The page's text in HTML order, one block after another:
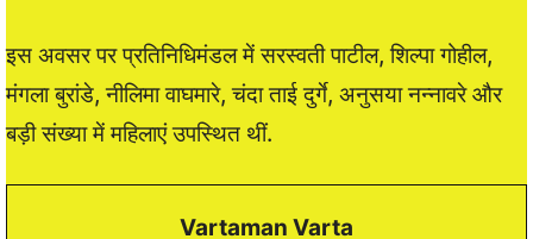
इस अवसर पर प्रतिनिधिमंडल में सरस्वती पाटील, शिल्पा गोहील,
मंगला बुरांडे, नीलिमा वाघमारे, चंदा ताई दुर्गे, अनुसया नन्नावरे और
बड़ी संख्या में महिलाएं उपस्थित थीं.
Vartaman Varta